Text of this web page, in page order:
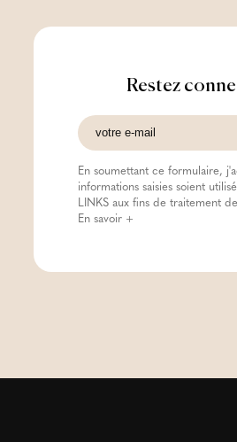
Restez
En soumettant ce formulaire,
informations saisies soient
LINKS aux fins de traitement
En savoir +